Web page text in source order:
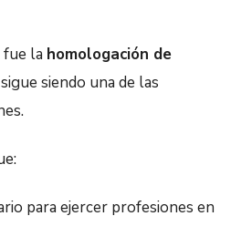
la homologación de
siendo una de las
para ejercer profesiones en